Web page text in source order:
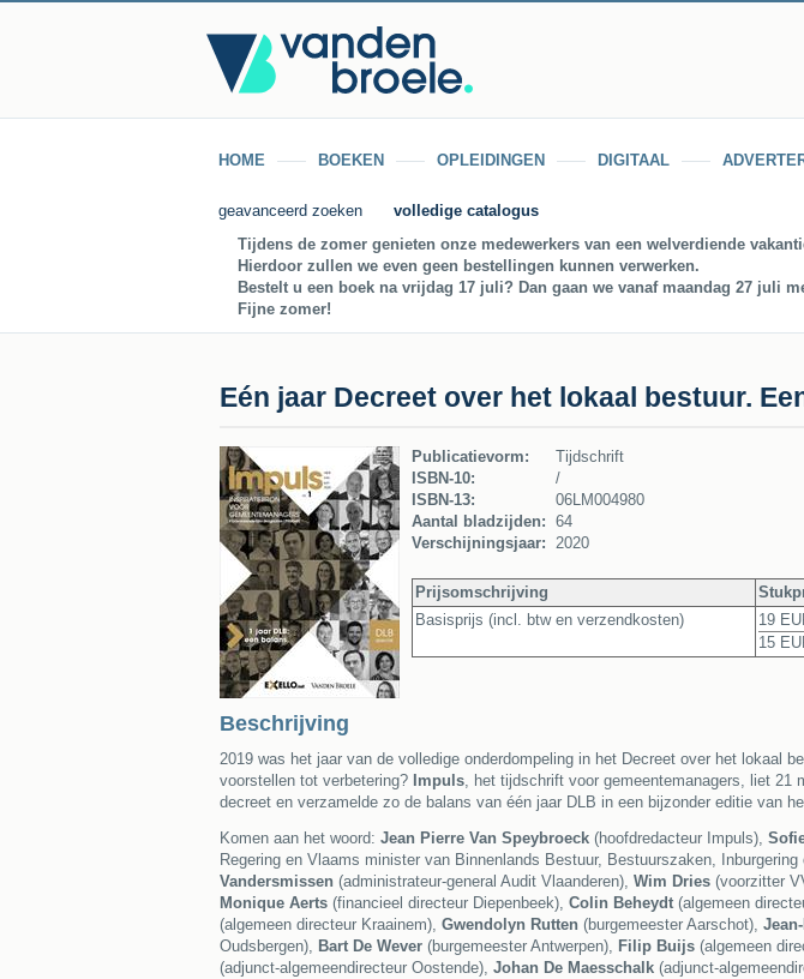
HOME BOEKEN OPLEIDINGEN DIGITAAL
geavanceerd zoeken
volledige catalogus
Tijdens de zomer genieten onze medewerkers van een welverdiende
Hierdoor zullen we even geen bestellingen kunnen verwerken.
Bestelt u een boek na vrijdag 17 juli? Dan gaan we vanaf maandag 27 juli
Fijne zomer!
Eén jaar Decreet over het lokaal bestuur.
Publicatievorm:
Tijdschrift
ISBN-10:
/
ISBN-13:
06LM004980
Aantal bladzijden: 64
Verschijningsjaar: 2020
Prijsomschrijving
Basisprijs (incl. btw en verzendkosten)
19
15
Beschrijving
2019 was het jaar van de volledige onderdompeling in het Decreet over het lokaal
voorstellen tot verbetering? Impuls, het tijdschrift voor gemeentemanagers, liet 21
decreet en verzamelde zo de balans van één jaar DLB in een bijzonder editie van
Komen aan het woord: Jean Pierre Van Speybroeck (hoofdredacteur Impuls),
Regering en Vlaams minister van Binnenlands Bestuur, Bestuurszaken,
Vandersmissen (administrateur-general Audit Vlaanderen), Wim Dries (voorzitter
Monique Aerts (financieel directeur Diepenbeek), Colin Beheydt (algemeen
(algemeen directeur Kraainem), Gwendolyn Rutten (burgemeester Aarschot),
Oudsbergen), Bart De Wever (burgemeester Antwerpen), Filip Buijs (algemeen
(adjunct-algemeendirecteur Oostende), Johan De Maesschalk (adjunct-